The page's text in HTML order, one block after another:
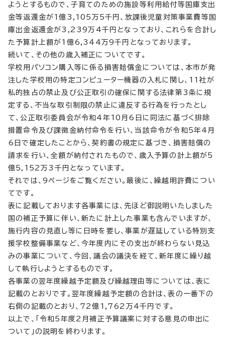
ようとするもので、子育てのための施設等利用給付等国庫支出
金等返還金が1億3,105万5千円、放課後児童対策事業費等国
庫出金返還金が3,239万4千円となっており、これらを合計し
た予算計上額が1億6,344万9千円となっております。
続いて、その他の歳入補正についてです。
学校用パソコン購入等に係る損害賠償金については、本市が発
注した学校用の特定コンピューター機器の入札に関し、11社が
私的独占の禁止及び公正取引の確保に関する法律第3条に規
定する、不当な取引制限の禁止に違反する行為を行ったとし
て、公正取引委員会が令和4年10月6日に同法に基づく排除
措置命令及び課徴金納付命令を行い、当該命令が令和5年4月
6日で確定したことから、契約書の規定に基づき、損害賠償の
請求を行い、全額が納付されたもので、歳入予算の計上額が5
億5,152万3千円となっています。
それでは、9ページをご覧ください。最後に、繰越明許費につい
てです。
表に記載しております各事業には、先ほど御説明いたしました
国の補正予算に伴い、新たに計上した事業も含んでいますが、
施行内容の見直し等に日時を要し、事業が遅延している特別支
援学校整備事業など、今年度内にその支出が終わらない見込
みの事業について、今回、議会の議決を経て、新年度に繰り越
して執行しようとするものです。
各事業の翌年度繰越予定額及び繰越理由等については、表に
記載のとおりです。翌年度繰越予定額の合計は、表の一番下の
右側の記載のとおり、72億1,762万4千円です。
以上で、「令和5年度2月補正予算議案に対する意見の申出に
ついて」の説明を終わります。